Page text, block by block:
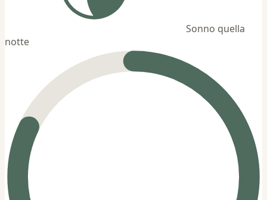
Sonno quella
notte